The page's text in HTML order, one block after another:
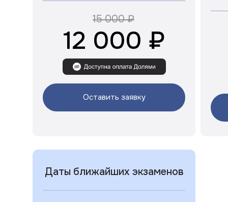
12 000 ₽
15 000 ₽
Оставить заявку
Даты ближайших экзаменов